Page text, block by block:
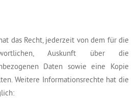
das Recht, jederzeit von dem für die
Auskunft über die
Daten sowie eine Kopie
Weitere Informationsrechte hat die